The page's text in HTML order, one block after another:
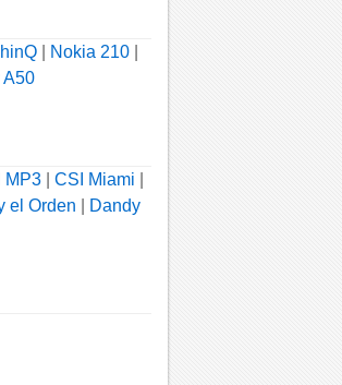
Nokia 210
A50
MP3 CSI Miami
el Orden
Dandy